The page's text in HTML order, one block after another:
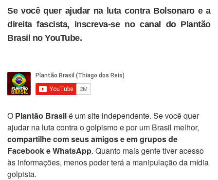
Se você quer ajudar na luta contra Bolsonaro e a
direita fascista, inscreva-se no canal do Plantão
Brasil no YouTube.
O Plantão Brasilé um site independente. Se você quer
ajudar na luta contra o golpismo e por um Brasil melhor,
compartilhe com seus amigos e em grupos de
Facebook e WhatsApp. Quanto mais gente tiver acesso
às informações, menos poder terá a manipulação da mídia
golpista.